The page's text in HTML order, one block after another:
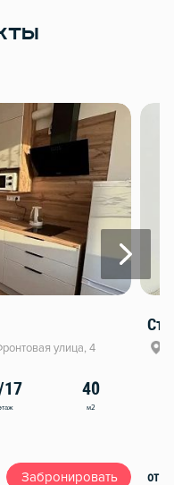
улица, 4
17 40
м2
Забронировать от 2